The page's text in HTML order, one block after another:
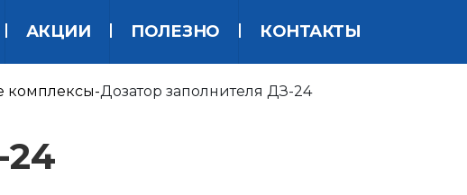
АКЦИИ ПОЛЕЗНО КОНТАКТЫ
Дозатор заполнителя ДЗ-24